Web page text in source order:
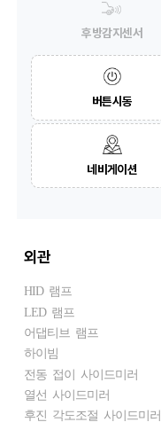
후방감지센서
버튼시동
네비게이션
외관
HID 램프
LED 램프
어댑티브 램프
하이빔
전동 접이 사이드미러
열선 사이드미러
후진 각도조절 사이드미러